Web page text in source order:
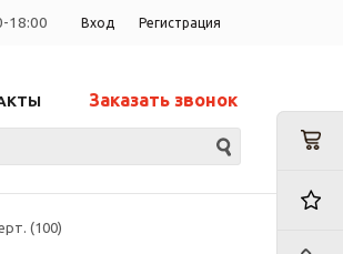
Вход Регистрация
18:00
Заказать звонок
(100)